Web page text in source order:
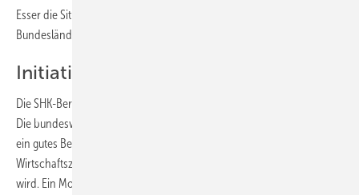
Esser die Situation, die vor allem in einigen Regionen der neuen
Bundesländer offensichtlich wird.
Initiative gegen ­Fachkräftemangel
Die SHK-Berufsorganisation stemmt sich gegen diesen Abwärtstrend.
Die bundesweite Image-Kampagne des Handwerks hat in diesem Jahr
ein gutes Beispiel dafür gegeben, dass ein selbstbewusst auftretender
Wirtschaftszweig allgemein wohlwollend zur Kenntnis genommen
wird. Ein Motto lautet: „Am Anfang waren Himmel und Erde – den Rest